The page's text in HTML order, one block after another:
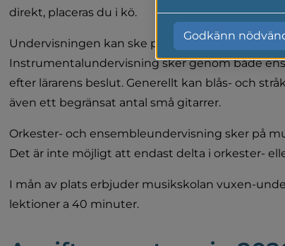
direkt, placeras du i kö.
Undervisningen kan ske på respektive skola
Instrumentalundervisning sker genom både
efter lärarens beslut. Generellt kan blås- och
även ett begränsat antal små gitarrer.
Orkester- och ensembleundervisning sker på
Det är inte möjligt att endast delta i orkester-
I mån av plats erbjuder musikskolan vuxen-
lektioner a 40 minuter.
Godkänn